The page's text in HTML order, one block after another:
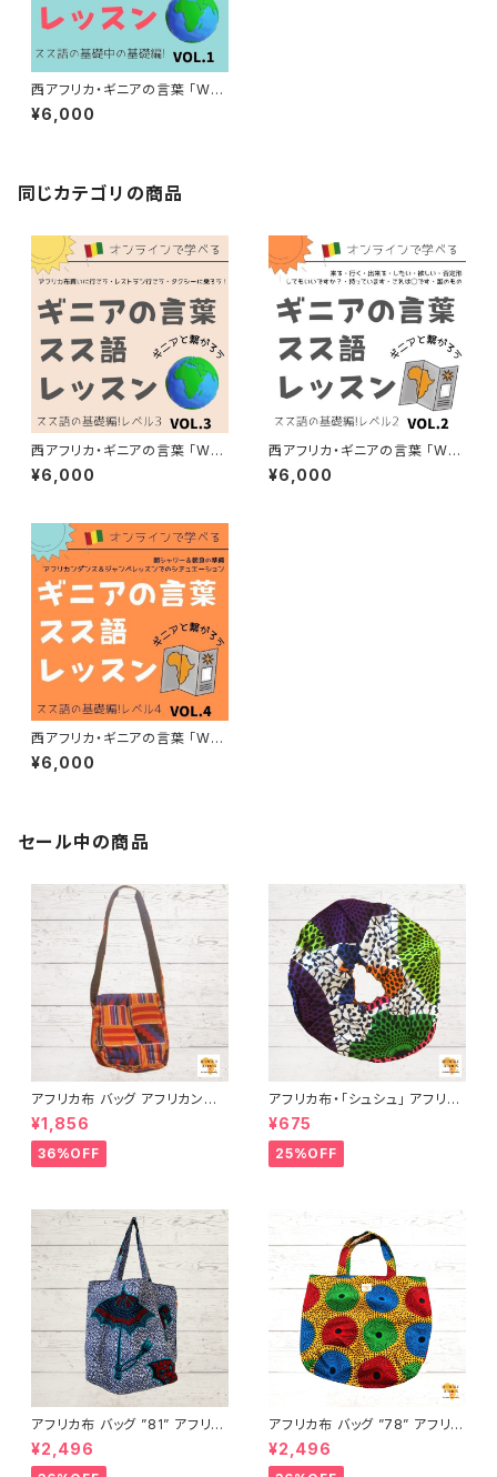
西アフリカ・ギニアの言葉 「WO
NTANARA スス語オンラインレ
ッスン」教材VOL.1 スス語基礎
¥6,000
同じカテゴリの商品
西アフリカ・ギニアの言葉 「WO
NTANARA スス語オンラインレ
ッスン 教材VOL.3 スス語基礎
¥6,000
西アフリカ・ギニアの言葉 「WO
NTANARA スス語オンラインレ
ッスン 教材VOL.2 スス語基礎
¥6,000
西アフリカ・ギニアの言葉 「WO
NTANARA スス語オンラインレ
ッスン 教材VOL.４ スス語基礎
¥6,000
セール中の商品
アフリカ布 バッグ アフリカンプ
リント パーニュ カンガ キテンゲ
トートバッグ エコバッグ ギニア
フェアトレード INUWALIAFRIC
A 224
¥1,856
36%OFF
アフリカ布・「シュシュ」 アフリカ
ンプリント パーニュ カンガ キテ
ンゲ トートバッグ エコバッグ ギ
ニア フェアトレード INUWALIA
FRICA
¥675
25%OFF
アフリカ布 バッグ ”81” アフリカ
ンプリント パーニュ カンガ キテ
ンゲ トートバッグ エコバッグ ギ
ニア フェアトレード INUWALIA
¥2,496
アフリカ布 バッグ ”78” アフリカ
ンプリント パーニュ カンガ キテ
ンゲ トートバッグ エコバッグ ギ
ニア フェアトレード INUWALIA
¥2,496